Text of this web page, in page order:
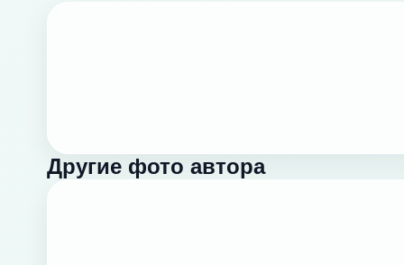
Другие фото автора